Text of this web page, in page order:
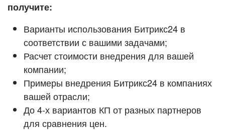
получите:
Варианты использования Битрикс24 в
соответствии с вашими задачами;
Расчет стоимости внедрения для вашей
компании;
Примеры внедрения Битрикс24 в компаниях
вашей отрасли;
До 4-х вариантов КП от разных партнеров
для сравнения цен.